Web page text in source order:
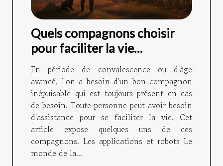
Quels compagnons choisir
pour faciliter la vie
quotidienne ?
En période de convalescence ou d'âge
avancé, l'on a besoin d'un bon compagnon
inépuisable qui est toujours présent en cas
de besoin. Toute personne peut avoir besoin
d'assistance pour se faciliter la vie. Cet
article expose quelques uns de ces
compagnons. Les applications et robots Le
monde de la...